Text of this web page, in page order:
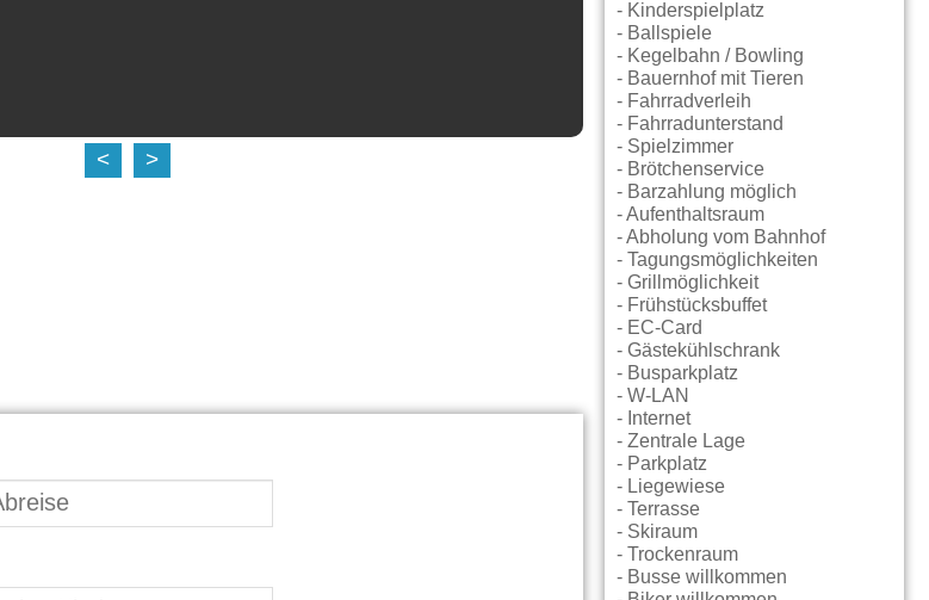
< >
- Kinderspielplatz
- Ballspiele
- Kegelbahn / Bowling
- Bauernhof mit Tieren
- Fahrradverleih
- Fahrradunterstand
- Spielzimmer
- Brötchenservice
- Barzahlung möglich
- Aufenthaltsraum
- Abholung vom Bahnhof
- Tagungsmöglichkeiten
- Grillmöglichkeit
- Frühstücksbuffet
- EC-Card
- Gästekühlschrank
- Busparkplatz
- W-LAN
- Internet
- Zentrale Lage
- Parkplatz
- Liegewiese
- Terrasse
- Skiraum
- Trockenraum
- Busse willkommen